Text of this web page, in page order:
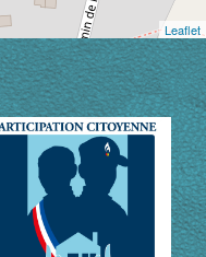
Leaflet